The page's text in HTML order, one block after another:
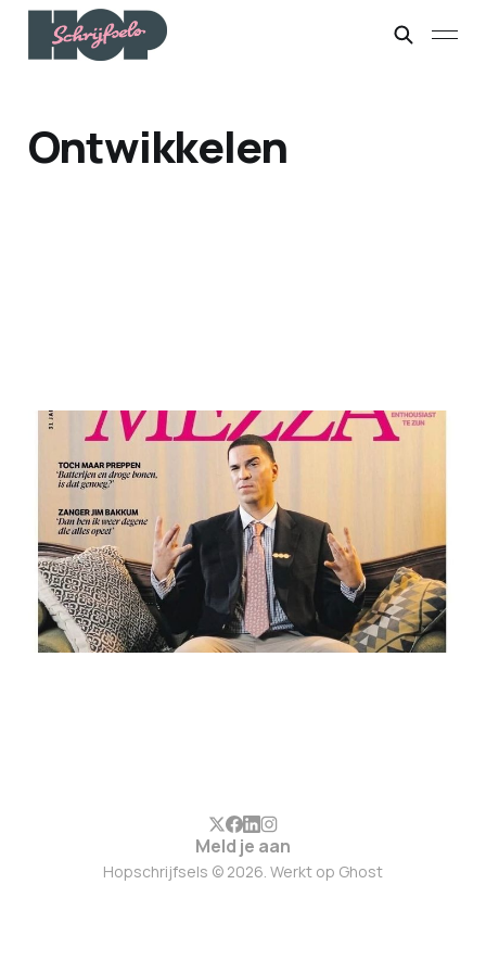
Ontwikkelen
In gesprek met Nabil
01 feb. 20262 min leestijd Betaald
Meld je aan
Hopschrijfsels © 2026. Werkt op Ghost